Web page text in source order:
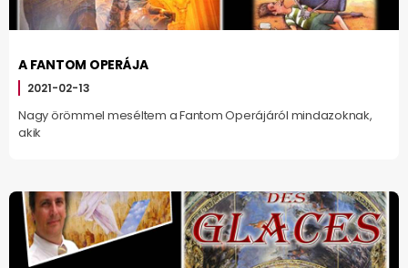
A FANTOM OPERÁJA
2021-02-13
Nagy örömmel meséltem a Fantom Operájáról mindazoknak,
akik